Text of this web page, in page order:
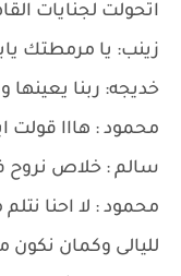
اتحولت لجنايات
زينب: يا مرمطتك
خديجه: ربنا يعينها
محمود : هااا قولت
سالم : خلاص نروح
محمود : لا احنا
لليالى وكمان